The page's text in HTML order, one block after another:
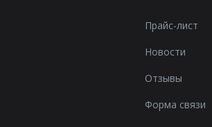
Прайс-лист
Новости
Отзывы
Форма связи